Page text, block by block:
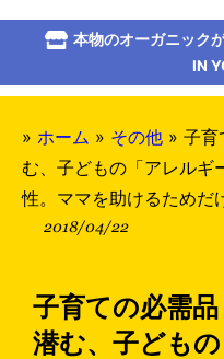
本物のオーガニック
IN
» ホーム » その他 » 子育
む、子どもの「アレルギ
性。ママを助けるためだ
2018/04/22
子育ての必需
潜む、子ども